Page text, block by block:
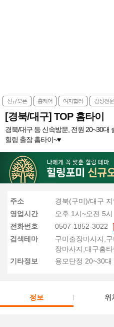
신규오픈 홈케어 여자힐러 감성전문
[경북/대구] TOP 홈타이
경북/대구 등 신속방문, 전원 20~30대
힐링 출장 홈타이~♥
주소
경북(구미)/대구
영업시간
오후 1시~오전 5시
전화번호
0507-1852-3022
검색테마
구미출장마사지,
장마사지,대구홈
시,대구스웨디시,
기타정보 용모단정 20~30
정보 위